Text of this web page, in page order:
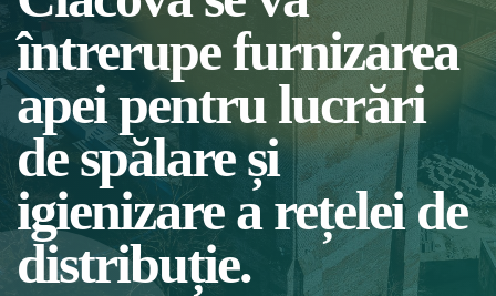
întrerupe furnizarea
apei pentru lucrări
de spălare și
igienizare a rețelei de
distribuție.